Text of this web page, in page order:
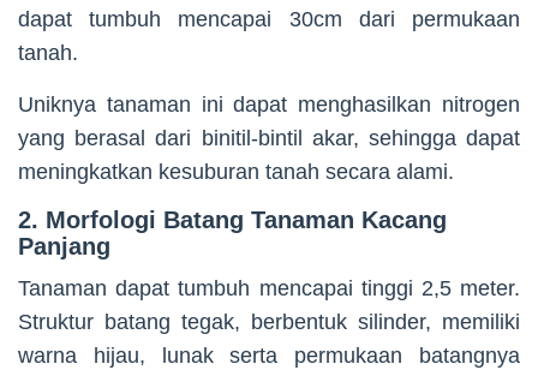
dapat tumbuh mencapai 30cm dari permukaan
tanah.
Uniknya tanaman ini dapat menghasilkan nitrogen
yang berasal dari binitil-bintil akar, sehingga dapat
meningkatkan kesuburan tanah secara alami.
2. Morfologi Batang Tanaman Kacang
Panjang
Tanaman dapat tumbuh mencapai tinggi 2,5 meter.
Struktur batang tegak, berbentuk silinder, memiliki
warna hijau, lunak serta permukaan batangnya